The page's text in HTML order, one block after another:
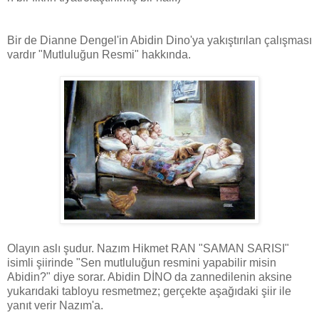
Bir de Dianne Dengel'in Abidin Dino'ya yakıştırılan çalışması
vardır "Mutluluğun Resmi" hakkında.
Olayın aslı şudur. Nazım Hikmet RAN "SAMAN SARISI"
isimli şiirinde "Sen mutluluğun resmini yapabilir misin
Abidin?" diye sorar. Abidin DİNO da zannedilenin aksine
yukarıdaki tabloyu resmetmez; gerçekte aşağıdaki şiir ile
yanıt verir Nazım'a.